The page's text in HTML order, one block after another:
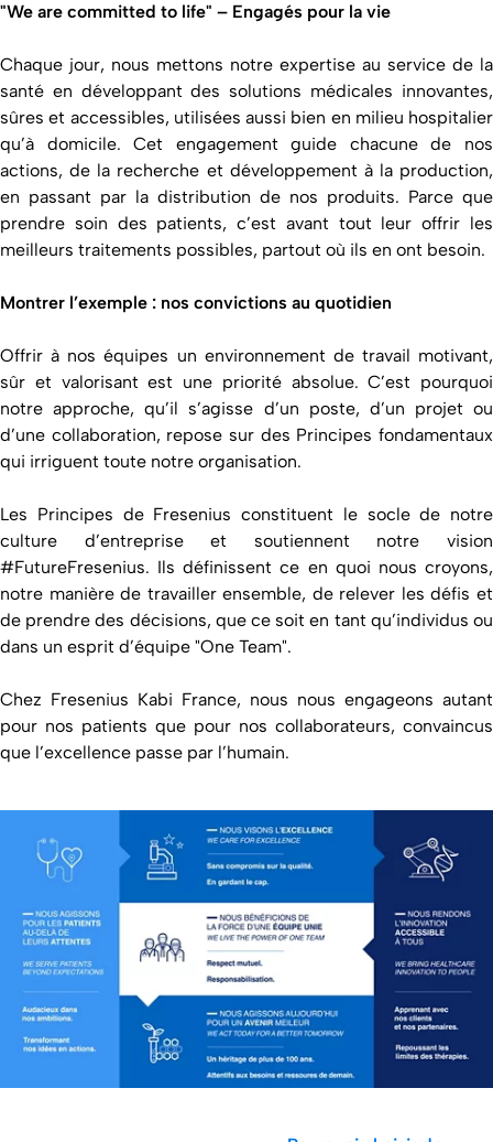
"We are committed to life" – Engagés pour la vie
Chaque jour, nous mettons notre expertise au service de la
santé en développant des solutions médicales innovantes,
sûres et accessibles, utilisées aussi bien en milieu hospitalier
qu’à domicile. Cet engagement guide chacune de nos
actions, de la recherche et développement à la production,
en passant par la distribution de nos produits. Parce que
prendre soin des patients, c’est avant tout leur offrir les
meilleurs traitements possibles, partout où ils en ont besoin.
Montrer l’exemple : nos convictions au quotidien
Offrir à nos équipes un environnement de travail motivant,
sûr et valorisant est une priorité absolue. C’est pourquoi
notre approche, qu’il s’agisse d’un poste, d’un projet ou
d’une collaboration, repose sur des Principes fondamentaux
qui irriguent toute notre organisation.
Les Principes de Fresenius constituent le socle de notre
culture d’entreprise et soutiennent notre vision
#FutureFresenius. Ils définissent ce en quoi nous croyons,
notre manière de travailler ensemble, de relever les défis et
de prendre des décisions, que ce soit en tant qu’individus ou
dans un esprit d’équipe "One Team".
Chez Fresenius Kabi France, nous nous engageons autant
pour nos patients que pour nos collaborateurs, convaincus
que l’excellence passe par l’humain.